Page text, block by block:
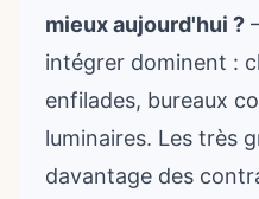
mieux aujourd'hui ?
intégrer dominent :
enfilades, bureaux
luminaires. Les très
davantage des